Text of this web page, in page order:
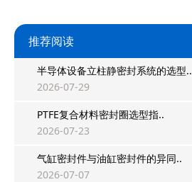
推荐阅读
半导体设备立柱静密封系统的选型..
2026-07-29
PTFE复合材料密封圈选型指..
2026-07-23
气缸密封件与油缸密封件的异同..
2026-07-07